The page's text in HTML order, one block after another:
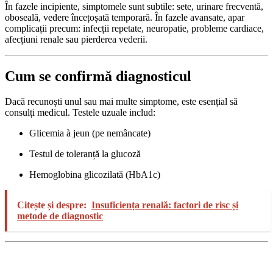
În fazele incipiente, simptomele sunt subtile: sete, urinare frecventă,
oboseală, vedere încețoșată temporară. În fazele avansate, apar
complicații precum: infecții repetate, neuropatie, probleme cardiace,
afecțiuni renale sau pierderea vederii.
Cum se confirmă diagnosticul
Dacă recunoști unul sau mai multe simptome, este esențial să
consulți medicul. Testele uzuale includ:
Glicemia à jeun (pe nemâncate)
Testul de toleranță la glucoză
Hemoglobina glicozilată (HbA1c)
Citește și despre: Insuficiența renală: factori de risc și
metode de diagnostic